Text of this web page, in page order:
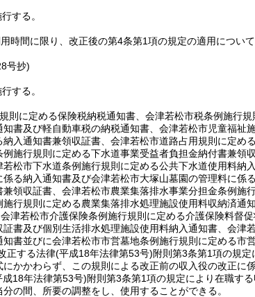
する。
時間に限り、改正後の第4条第1項の規定の適用につい
号抄)
する。
則に定める保険税納税通知書、会津若松市税条例施行
書及び軽自動車税の納税通知書、会津若松市児童福祉
入通知書兼領収証書、会津若松市道路占用規則に定
施行規則に定める下水道事業受益者負担金納付書兼領
松市下水道条例施行規則に定める公共下水道使用料
る納入通知書及び会津若松市大塚山墓園の管理料に係
領収証書、会津若松市農業集落排水事業分担金条例施
行規則に定める農業集落排水処理施設使用料収納済通
津若松市介護保険条例施行規則に定める介護保険料督
書及び個別生活排水処理施設使用料納入通知書、会津
書並びに会津若松市市営墓地条例施行規則に定める市
正する法律(平成18年法律第53号)附則第3条第1項の規
かかわらず、この規則による改正前の収入役の改正に
成18年法律第53号)附則第3条第1項の規定により在職す
の間、所要の調整をし、使用することができる。